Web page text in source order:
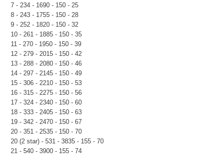
7 - 234 - 1690 - 150 - 25
8 - 243 - 1755 - 150 - 28
9 - 252 - 1820 - 150 - 32
10 - 261 - 1885 - 150 - 35
11 - 270 - 1950 - 150 - 39
12 - 279 - 2015 - 150 - 42
13 - 288 - 2080 - 150 - 46
14 - 297 - 2145 - 150 - 49
15 - 306 - 2210 - 150 - 53
16 - 315 - 2275 - 150 - 56
17 - 324 - 2340 - 150 - 60
18 - 333 - 2405 - 150 - 63
19 - 342 - 2470 - 150 - 67
20 - 351 - 2535 - 150 - 70
20 (2 star) - 531 - 3835 - 155 - 70
21 - 540 - 3900 - 155 - 74